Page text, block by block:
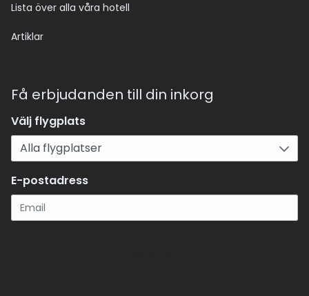
Lista över alla våra hotell
Artiklar
Få erbjudanden till din inkorg
Välj flygplats
E-postadress